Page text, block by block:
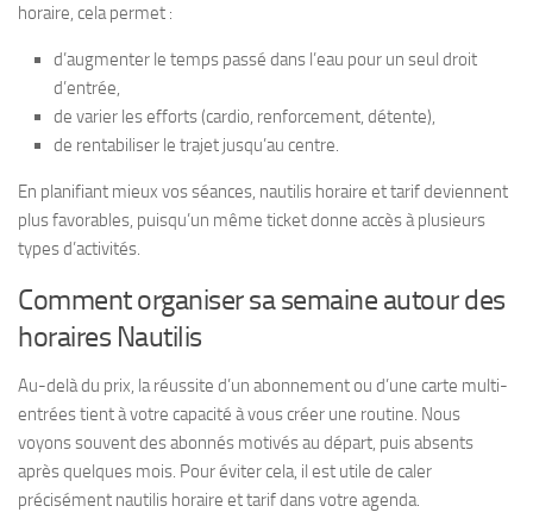
horaire, cela permet :
d’augmenter le temps passé dans l’eau pour un seul droit
d’entrée,
de varier les efforts (cardio, renforcement, détente),
de rentabiliser le trajet jusqu’au centre.
En planifiant mieux vos séances, nautilis horaire et tarif deviennent
plus favorables, puisqu’un même ticket donne accès à plusieurs
types d’activités.
Comment organiser sa semaine autour des
horaires Nautilis
Au-delà du prix, la réussite d’un abonnement ou d’une carte multi-
entrées tient à votre capacité à vous créer une routine. Nous
voyons souvent des abonnés motivés au départ, puis absents
après quelques mois. Pour éviter cela, il est utile de caler
précisément nautilis horaire et tarif dans votre agenda.